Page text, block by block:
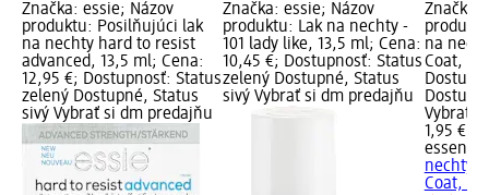
Značka: essie; Názov
produktu: Posilňujúci lak
na nechty hard to resist
advanced, 13,5 ml; Cena:
12,95 €; Dostupnosť: Status
zelený Dostupné, Status
sivý Vybrať si dm predajňu
Značka: essie; Názov
produktu: Lak na nechty -
101 lady like, 13,5 ml; Cena:
10,45 €; Dostupnosť: Status
zelený Dostupné, Status
sivý Vybrať si dm predajňu
Značka:
na
Coat, 8
Vybrať
1,95 €
essence
nechty
Coat, 8